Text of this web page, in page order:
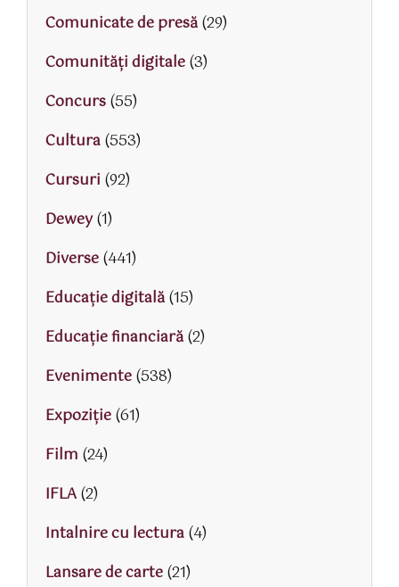
Comunicate de presă(29)
Comunități digitale(3)
Concurs(55)
Cultura(553)
Cursuri (92)
Dewey(1)
Diverse(441)
Educaţie digitală(15)
Educaţie financiară(2)
Evenimente(538)
Expoziție(61)
Film (24)
IFLA(2)
Intalnire cu lectura(4)
Lansare de carte(21)